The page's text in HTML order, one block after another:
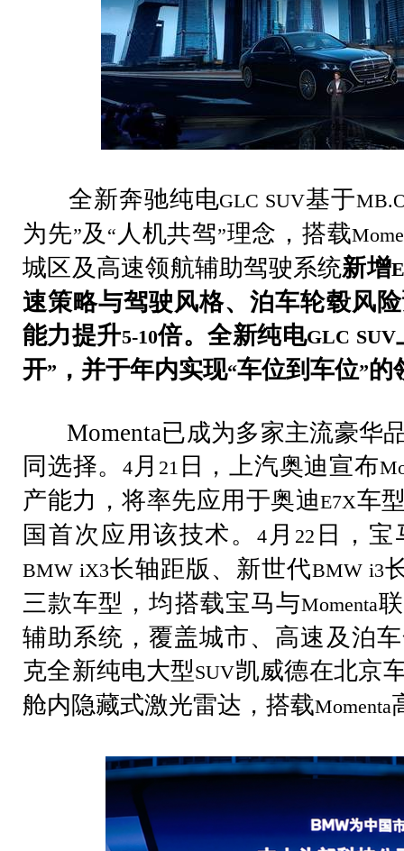
全新奔驰纯电GLC SUV基于
为先”及 “ 人机共驾”理念，搭载
城区及高速领航辅助驾驶系统新增
速策略与驾驶风格、泊车轮毂风
能力提升5-10倍。全新纯电GLC SUV
开” ，并于年内实现“车位到车位”的
Momenta已成为多家主流豪华
同选择。4 月 21 日，上汽奥迪宣布
产能力，将率先应用于奥迪E7X车
国首次应用该技术。4 月 22 日，
BMW iX3长轴距版、新世代BMW i3
三款车型，均搭载宝马与Momenta
辅助系统，覆盖城市、高速及泊
克全新纯电大型SUV凯威德在北京
舱内隐藏式激光雷达，搭载Momenta